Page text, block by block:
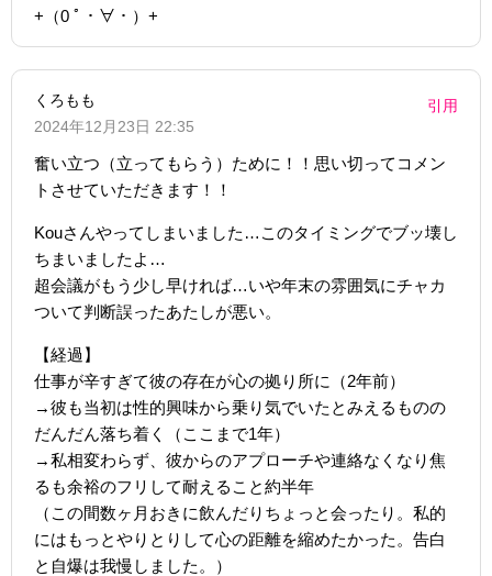
+（0 ﾟ・∀・）+
くろもも
2024年12月23日 22:35
引用
奮い立つ（立ってもらう）ために！！思い切ってコメン
トさせていただきます！！
Kouさんやってしまいました…このタイミングでブッ壊し
ちまいましたよ…
超会議がもう少し早ければ…いや年末の雰囲気にチャカ
ついて判断誤ったあたしが悪い。
【経過】
仕事が辛すぎて彼の存在が心の拠り所に（2年前）
→彼も当初は性的興味から乗り気でいたとみえるものの
だんだん落ち着く（ここまで1年）
→私相変わらず、彼からのアプローチや連絡なくなり焦
るも余裕のフリして耐えること約半年
（この間数ヶ月おきに飲んだりちょっと会ったり。私的
にはもっとやりとりして心の距離を縮めたかった。告白
と自爆は我慢しました。）